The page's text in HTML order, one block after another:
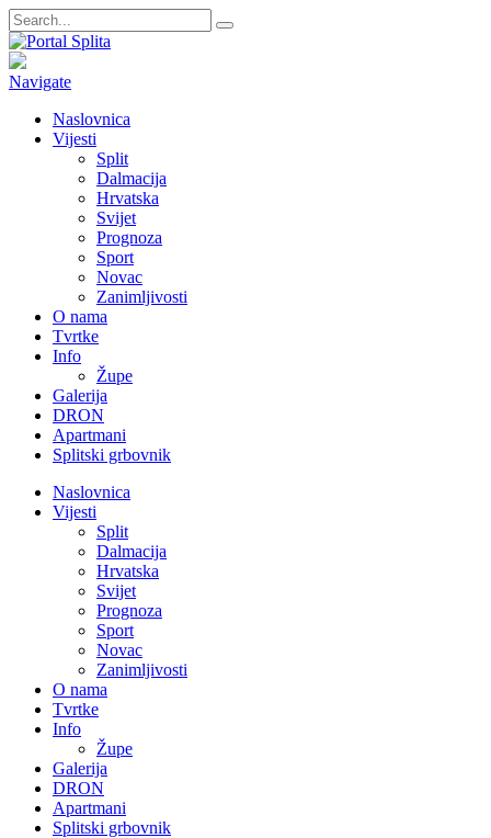
Navigate
Naslovnica
Vijesti
Split
Dalmacija
Hrvatska
Svijet
Prognoza
Sport
Novac
Zanimljivosti
O nama
Tvrtke
Info
Župe
Galerija
DRON
Apartmani
Splitski grbovnik
Naslovnica
Vijesti
Split
Dalmacija
Hrvatska
Svijet
Prognoza
Sport
Novac
Zanimljivosti
O nama
Tvrtke
Info
Župe
Galerija
DRON
Apartmani
Splitski grbovnik